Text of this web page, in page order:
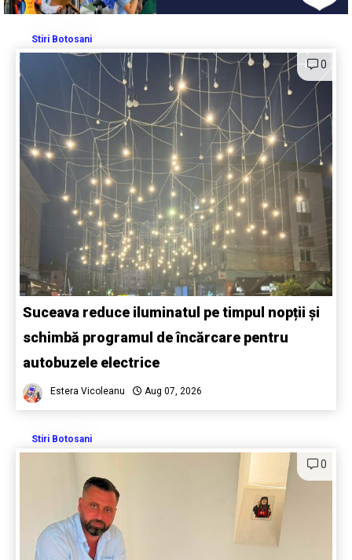
Stiri Botosani
0
Suceava reduce iluminatul pe timpul nopții și
schimbă programul de încărcare pentru
autobuzele electrice
Estera Vicoleanu Aug 07, 2026
Stiri Botosani
0